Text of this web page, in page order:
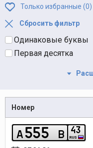
Только избранные (0)
Сбросить фильтр
Одинаковые буквы
Первая десятка
Номер
a555 b RUS
43